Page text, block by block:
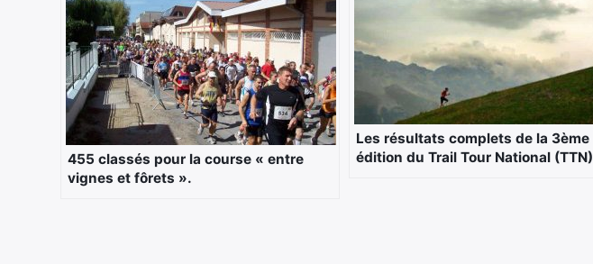
455 classés pour la course « entre
vignes et fôrets ».
Les résultats complets de la 3ème
édition du Trail Tour National (TTN)